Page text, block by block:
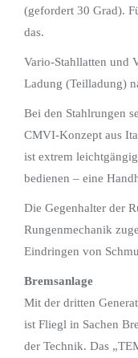
(gefordert 30 Grad).
das.
Vario-Stahllatten und
Ladung (Teilladung)
Bei den Stahlrungen
CMVI-Konzept aus
ist extrem
bedienen – eine
Die Gegenhalter der
Rungenmechanik
Eindringen von
Bremsanlage
Mit der dritten
ist Fliegl in Sachen
der Technik. Das